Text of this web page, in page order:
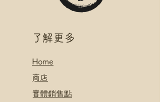
​了解更多
Home
​商店
​實體銷售點